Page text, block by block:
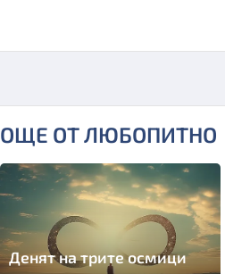
ОЩЕ ОТ ЛЮБОПИТНО
Денят на трите осмици